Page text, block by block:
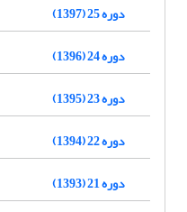
دوره 25 (1397)
دوره 24 (1396)
دوره 23 (1395)
دوره 22 (1394)
دوره 21 (1393)